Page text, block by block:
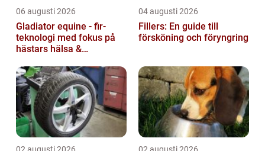
06 augusti 2026
Gladiator equine - fir-
teknologi med fokus på
hästars hälsa &
04 augusti 2026
Fillers: En guide till
försköning och föryngring